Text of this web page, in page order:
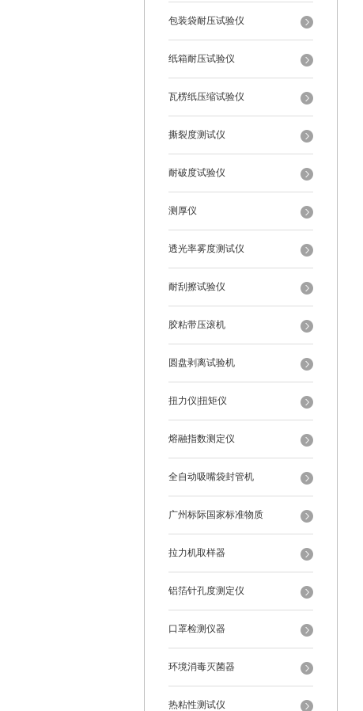
包装袋耐压试验仪
纸箱耐压试验仪
瓦楞纸压缩试验仪
撕裂度测试仪
耐破度试验仪
测厚仪
透光率雾度测试仪
耐刮擦试验仪
胶粘带压滚机
圆盘剥离试验机
扭力仪|扭矩仪
熔融指数测定仪
全自动吸嘴袋封管机
广州标际国家标准物质
拉力机取样器
铝箔针孔度测定仪
口罩检测仪器
环境消毒灭菌器
热粘性测试仪